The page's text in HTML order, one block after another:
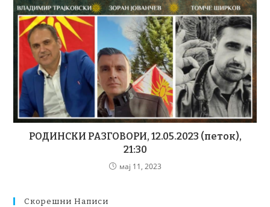
РОДИНСКИ РАЗГОВОРИ, 12.05.2023 (петок),
21:30
мај 11, 2023
Скорешни Написи